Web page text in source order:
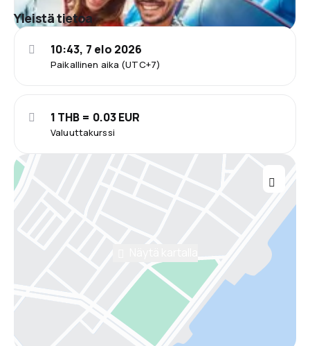
Yleistä tietoa
Paikallinen aika (UTC+7)
10:43, 7 elo 2026
Valuuttakurssi
1 THB = 0.03 EUR